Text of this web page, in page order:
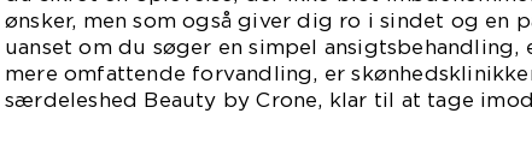
ønsker, men som også giver dig ro i sindet og en
uanset om du søger en simpel
mere omfattende forvandling, er
særdeleshed Beauty by Crone, klar til at tage